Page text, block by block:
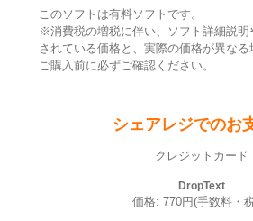
このソフトは有料ソフトです。
※消費税の増税に伴い、ソフト詳細説明
されている価格と、実際の価格が異なる
ご購入前に必ずご確認ください。
シェアレジでのお
クレジットカード
DropText
価格: 770円(手数料・